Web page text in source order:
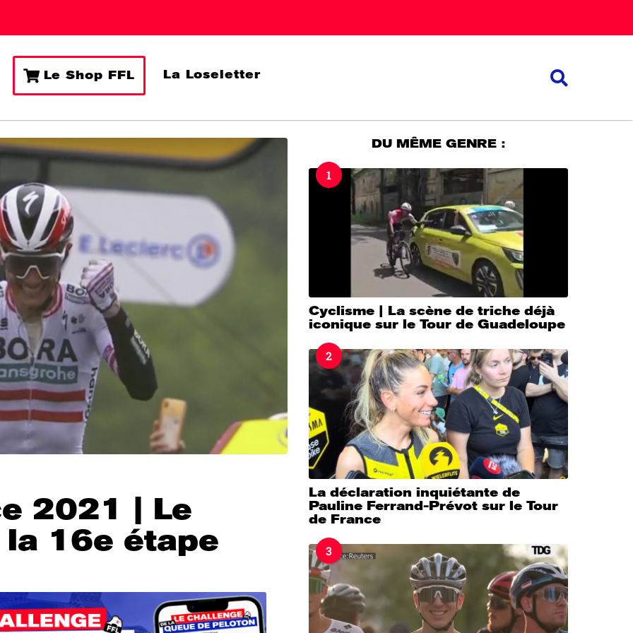
Le Shop FFL La Loseletter
2021 | Le
la 16e étape
DU MÊME GENRE :
1
Cyclisme | La scène de triche déjà
iconique sur le Tour de Guadeloupe
2
La déclaration inquiétante de
Pauline Ferrand-Prévot sur le Tour
de France
3